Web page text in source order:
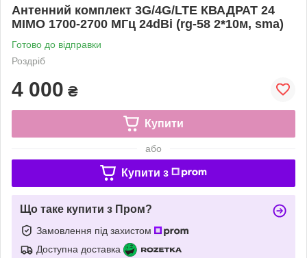
Антенний комплект 3G/4G/LTE КВАДРАТ 24
MIMO 1700-2700 МГц 24dBi (rg-58 2*10м, sma)
Готово до відправки
Роздріб
4 000 ₴
Купити
або
Купити з
Що таке купити з Пром?
Замовлення під захистом
Доступна доставка